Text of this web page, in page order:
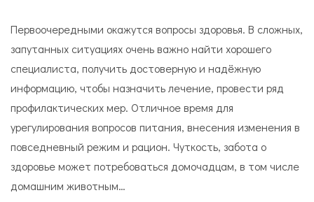
Первоочередными окажутся вопросы здоровья. В сложных,
запутанных ситуациях очень важно найти хорошего
специалиста, получить достоверную и надёжную
информацию, чтобы назначить лечение, провести ряд
профилактических мер. Отличное время для
урегулирования вопросов питания, внесения изменения в
повседневный режим и рацион. Чуткость, забота о
здоровье может потребоваться домочадцам, в том числе
домашним животным…